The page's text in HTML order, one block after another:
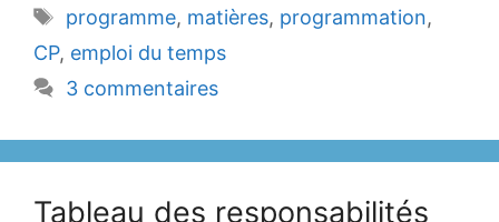
Étiquettes
programme, matières, programmation,
CP, emploi du temps
3 commentaires
Tableau des responsabilités